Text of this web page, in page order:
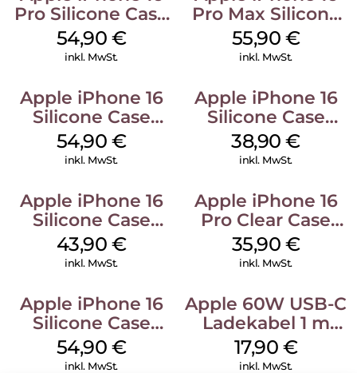
Pro Silicone Case
MagSafe Black
54,90 €
inkl. MwSt.
Pro Max Silicone
Case MagSafe
Stone Gray
55,90 €
inkl. MwSt.
Apple iPhone 16
Silicone Case
MagSafe Lake
Green
54,90 €
inkl. MwSt.
Apple iPhone 16
Silicone Case
MagSafe
Ultramarine
38,90€
inkl. MwSt.
Apple iPhone 16
Silicone Case
MagSafe Plum
43,90 €
inkl. MwSt.
Apple iPhone 16
Pro Clear Case
MagSafe
Transparent
35,90 €
inkl. MwSt.
Apple iPhone 16
Silicone Case
MagSafe Black
54,90 €
inkl. MwSt.
Apple 60W USB-C
Ladekabel 1 m
Weiß
17,90 €
inkl. MwSt.